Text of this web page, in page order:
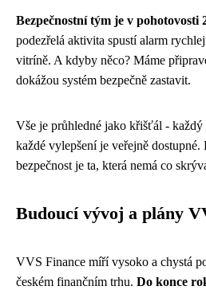
Bezpečnostní tým je v pohotovosti
podezřelá aktivita spustí alarm
vitríně. A kdyby něco? Máme
dokážou systém bezpečně zastavit.
Vše je průhledné jako křišťál - každý
každé vylepšení je veřejně dostupné.
bezpečnost je ta, která nemá co
Budoucí vývoj a plány
VVS Finance míří vysoko a chystá
českém finančním trhu. Do konce